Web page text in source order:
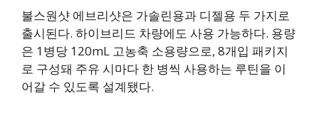
불스원샷 에브리샷은 가솔린용과 디젤용 두 가지로
출시된다. 하이브리드 차량에도 사용 가능하다. 용량
은 1병당 120mL 고농축 소용량으로, 8개입 패키지
로 구성돼 주유 시마다 한 병씩 사용하는 루틴을 이
어갈 수 있도록 설계됐다.